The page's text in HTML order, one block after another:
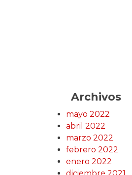
Archivos
mayo 2022
abril 2022
marzo 2022
febrero 2022
enero 2022